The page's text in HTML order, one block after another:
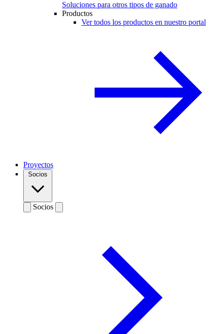
Soluciones para otros tipos de ganado
Productos
Ver todos los productos en nuestro portal
Proyectos
Socios
Socios